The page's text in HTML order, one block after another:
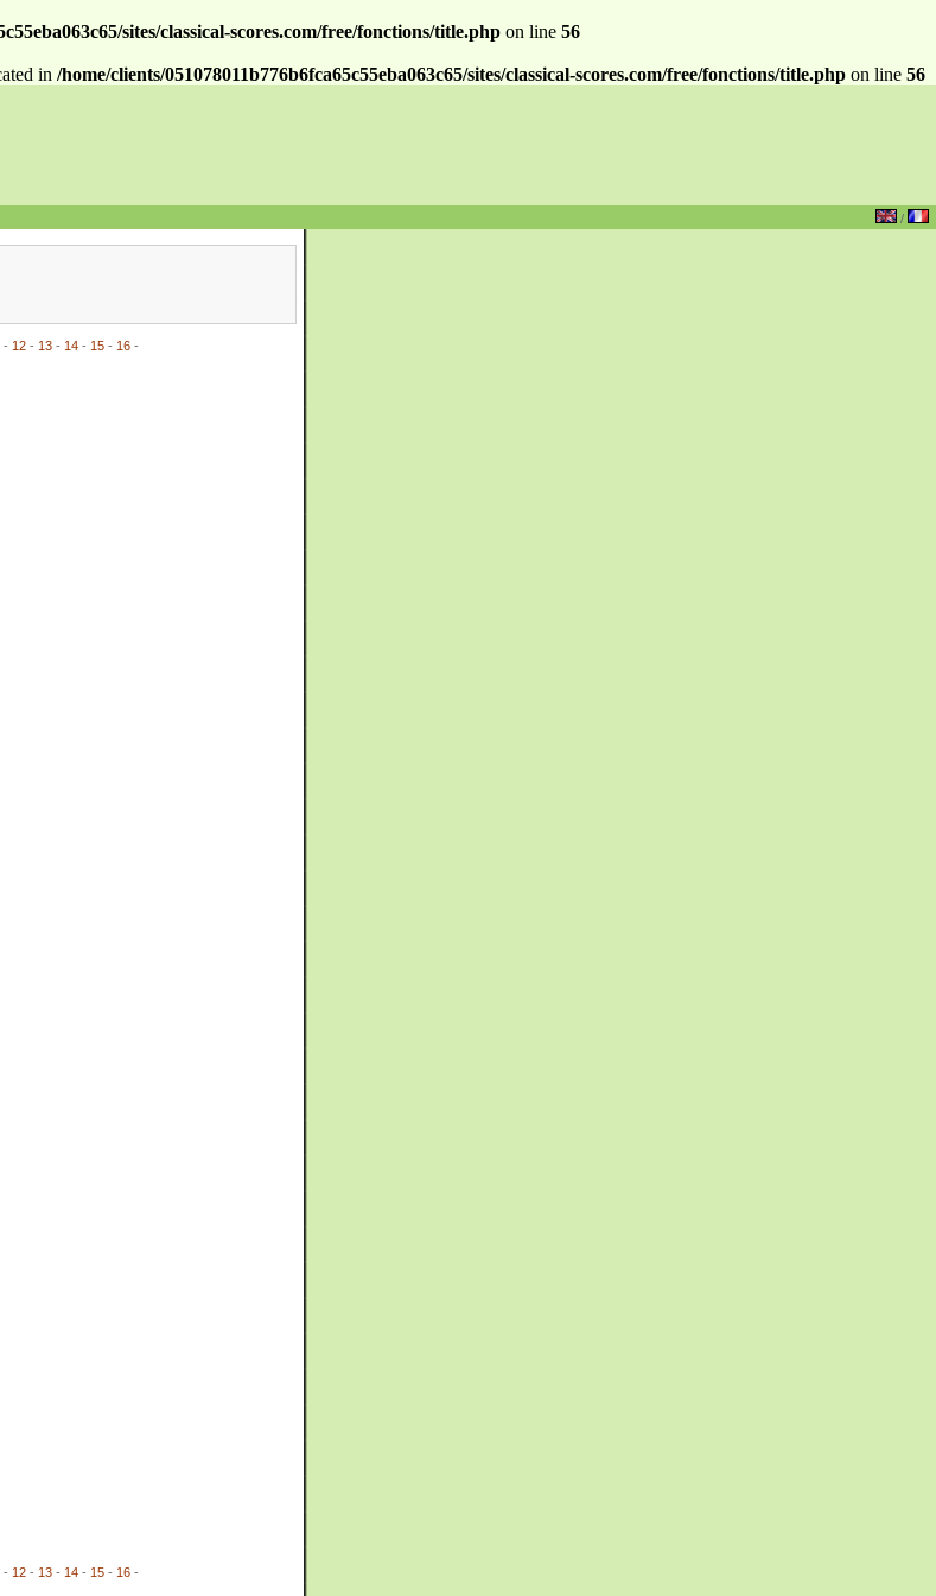
sites/classical-scores.com/free/fonctions/title.php on line 56
in /home/clients/051078011b776b6fca65c55eba063c65/sites/classical-scores.com/free/fonctions/title.php on line 56
/
- 12 - 13 - 14 - 15 - 16 -
- 12 - 13 - 14 - 15 - 16 -